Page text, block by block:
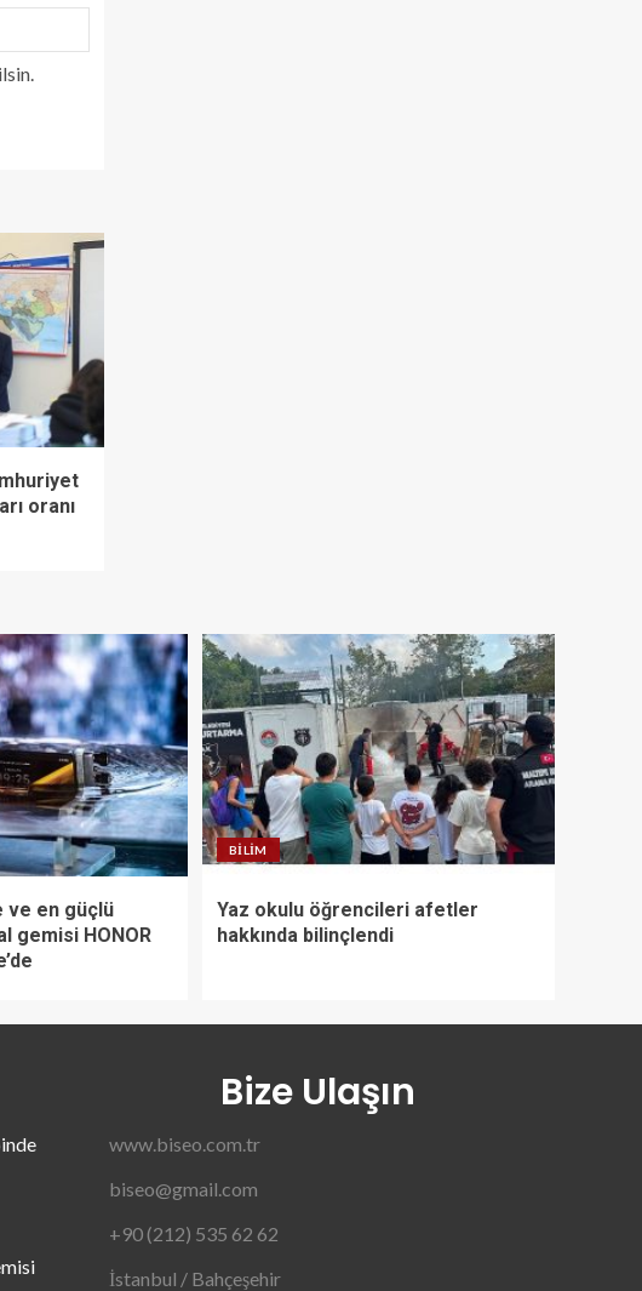
oranı
ve en güçlü
gemisi HONOR
BILIM
Yaz okulu öğrencileri afetler
hakkında bilinçlendi
Bize Ulaşın
www.biseo.com.tr
biseo@gmail.com
+90 (212) 535 62 62
İstanbul / Bahçeşehir